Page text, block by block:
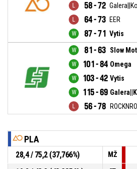
58 - 72
64 - 73 EER
87 - 71 Vytis
81 - 63 Slow
101 - 84 Omega
103 - 42 Vytis
115 - 69
56 - 78
PLA
28,4 / 75,2 (37,766%) MŽ